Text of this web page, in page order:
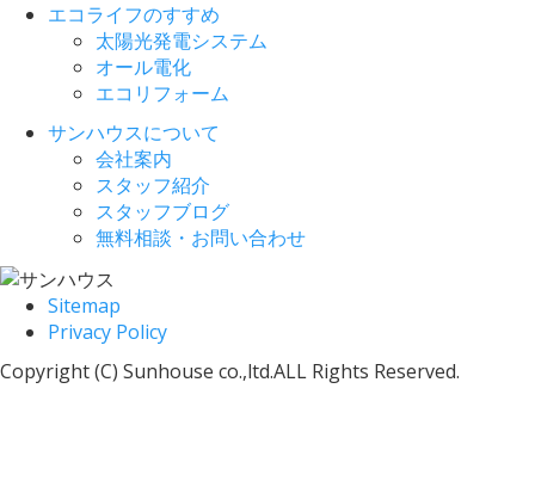
エコライフのすすめ
太陽光発電システム
オール電化
エコリフォーム
サンハウスについて
会社案内
スタッフ紹介
スタッフブログ
無料相談・お問い合わせ
Sitemap
Privacy Policy
Copyright (C) Sunhouse co.,ltd.ALL Rights Reserved.